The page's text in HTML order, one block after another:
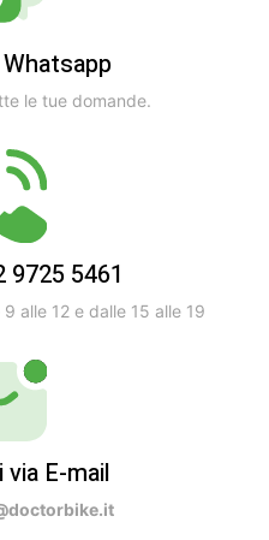
le tue domande.
9725 5461
alle 12 e dalle 15 alle 19
E-mail